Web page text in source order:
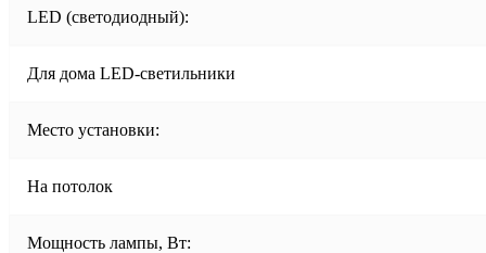
LED (светодиодный):
Для дома LED-светильники
Место установки:
На потолок
Мощность лампы, Вт: